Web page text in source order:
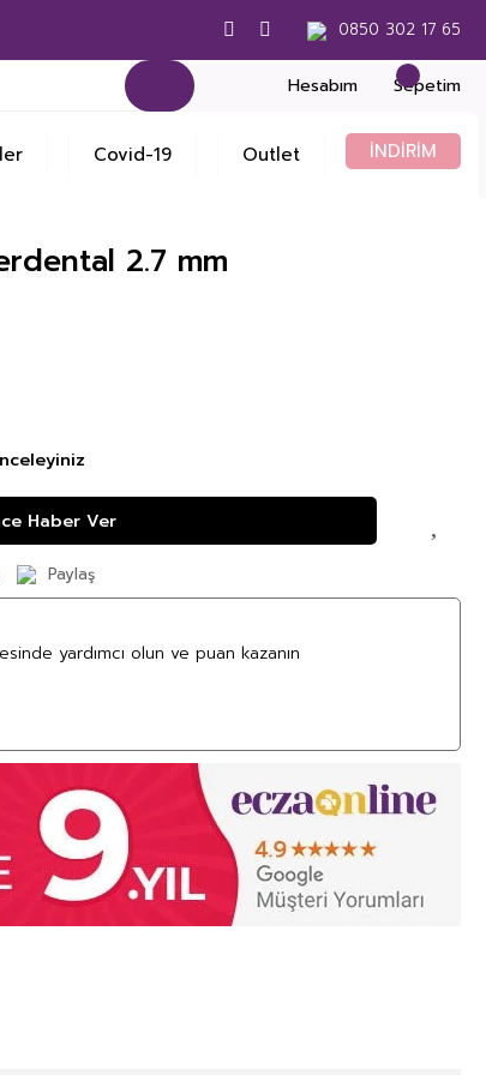
0850 302 17 65
Hesabım Sepetim
Covid-19 Outlet İNDİRİM
2.7 mm
Haber Ver
Paylaş
yardımcı olun ve puan kazanın